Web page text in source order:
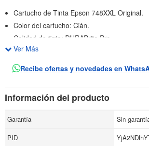
Cartucho de Tinta Epson 748XXL Original.
Color del cartucho: Cián.
Calidad de tinta: DURABrite Pro.
Capacidad extra alta.
Tipo de tinta: tinta de pigmento.
Rendimiento: 7000 páginas.
Ideal para la impresiones de trabajo.
Esta tinta ofrece texto nítido en negro y
Epson DURABrite Pro de secado rápido.
Produce impresiones resistentes a las
Ver Más
Recibe ofertas y novedades en
Información del producto
Garantía
Sin
PID